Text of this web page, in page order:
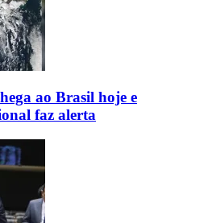
ao Brasil hoje e
faz alerta